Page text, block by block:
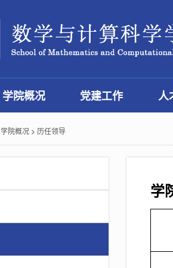
学院概况 党建工作 人
学院概况 > 历任领导
学